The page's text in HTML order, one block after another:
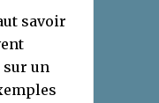
savoir
sur un